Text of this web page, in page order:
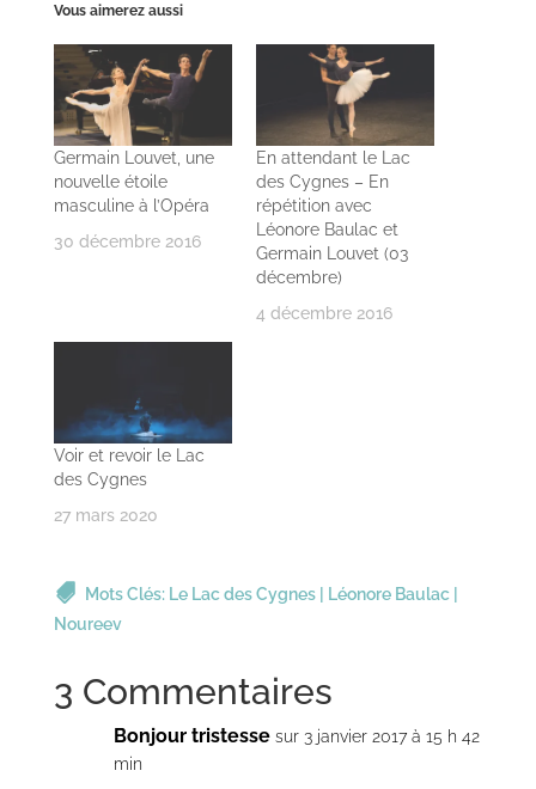
Vous aimerez aussi
Germain Louvet, une
nouvelle étoile
masculine à l’Opéra
30 décembre 2016
En attendant le Lac
des Cygnes – En
répétition avec
Léonore Baulac et
Germain Louvet (03
décembre)
4 décembre 2016
Voir et revoir le Lac
des Cygnes
27 mars 2020
Mots Clés: Le Lac des Cygnes| Léonore Baulac|
Noureev
3 Commentaires
Bonjour tristesse sur 3 janvier 2017 à 15 h 42
min